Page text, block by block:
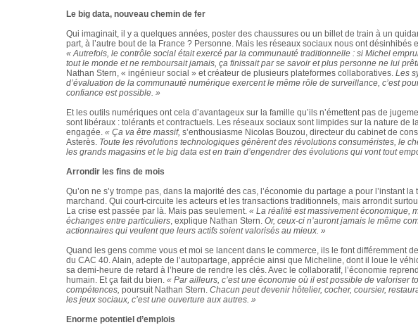
Le big data, nouveau chemin de fer
Qui imaginait, il y a quelques années, poster des chaussures ou un billet de train à un
part, à l’autre bout de la France ? Personne. Mais les réseaux sociaux nous ont désinhibés
« Autrefois, le contrôle social était exercé par la communauté traditionnelle : si Michel
tout le monde et ne remboursait jamais, ça finissait par se savoir et plus personne ne lui
Nathan Stern, « ingénieur social » et créateur de plusieurs plateformes collaboratives. Les
d’évaluation de la communauté numérique exercent le même rôle de surveillance, c’est
confiance est possible. »
Et les outils numériques ont cela d’avantageux sur la famille qu’ils n’émettent pas de
sont libéraux : tolérants et contractuels. Les réseaux sociaux sont limpides sur la nature de
engagée. « Ça va être massif, s’enthousiasme Nicolas Bouzou, directeur du cabinet de
Asterès. Toute les révolutions technologiques génèrent des révolutions consuméristes, le
les grands magasins et le big data est en train d’engendrer des évolutions qui vont tout
Arrondir les fins de mois
Qu’on ne s’y trompe pas, dans la majorité des cas, l’économie du partage a pour l’instant la
marchand. Qui court-circuite les acteurs et les transactions traditionnels, mais arrondit
La crise est passée par là. Mais pas seulement. « La réalité est massivement économique,
échanges entre particuliers, explique Nathan Stern. Or, ceux-ci n’auront jamais le même
actionnaires qui veulent que leurs actifs soient valorisés au mieux. »
Quand les gens comme vous et moi se lancent dans le commerce, ils le font différemment
du CAC 40. Alain, adepte de l’autopartage, apprécie ainsi que Micheline, dont il loue le
sa demi-heure de retard à l’heure de rendre les clés. Avec le collaboratif, l’économie
humain. Et ça fait du bien. « Par ailleurs, c’est une économie où il est possible de valoriser
compétences, poursuit Nathan Stern. Chacun peut devenir hôtelier, cocher, coursier,
les jeux sociaux, c’est une ouverture aux autres. »
Enorme potentiel d’emplois